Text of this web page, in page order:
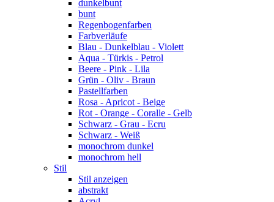
dunkelbunt
bunt
Regenbogenfarben
Farbverläufe
Blau - Dunkelblau - Violett
Aqua - Türkis - Petrol
Beere - Pink - Lila
Grün - Oliv - Braun
Pastellfarben
Rosa - Apricot - Beige
Rot - Orange - Coralle - Gelb
Schwarz - Grau - Ecru
Schwarz - Weiß
monochrom dunkel
monochrom hell
Stil
Stil anzeigen
abstrakt